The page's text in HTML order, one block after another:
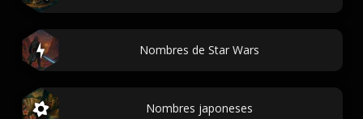
Nombres de Star Wars
Nombres japoneses